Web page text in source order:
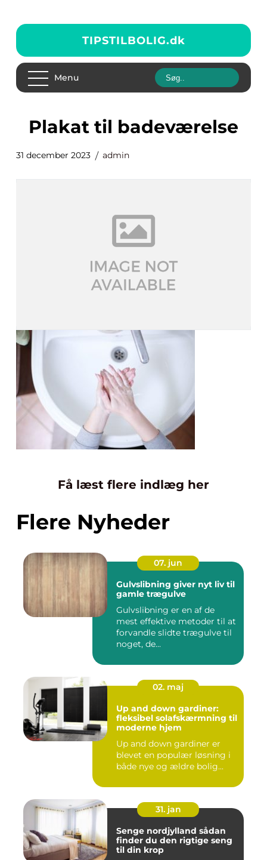
TIPSTILBOLIG.dk
Menu
plakat til badeværelse
31 december 2023 admin
Få læst flere indlæg her
Flere Nyheder
07. jun
Gulvslibning giver nyt liv til
gamle trægulve
Gulvslibning er en af de
mest effektive metoder til at
forvandle slidte trægulve til
noget, de...
02. maj
Up and down gardiner:
fleksibel solafskærmning til
moderne hjem
Up and down gardiner er
blevet en populær løsning i
både nye og ældre bolig...
31. jan
Senge nordjylland sådan
finder du den rigtige seng
til din krop